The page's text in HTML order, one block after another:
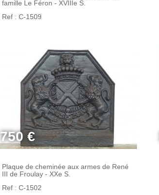
famille Le Féron - XVIIIe S.
Ref : C-1509
750 €
Plaque de cheminée aux armes de René
III de Froulay - XXe S.
Ref : C-1502